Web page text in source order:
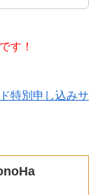
す！
特別申し込みサ